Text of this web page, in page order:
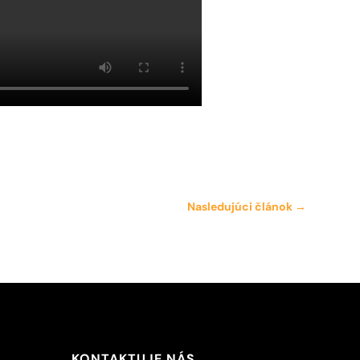
Nasledujúci článok→